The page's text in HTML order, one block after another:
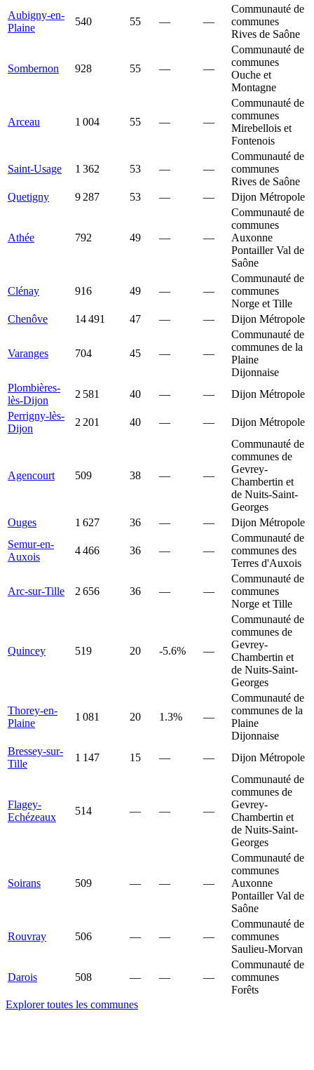
Aubigny-en-
Plaine
540 55 — —
Communauté de
communes
Rives de Saône
Sombernon 928 55 — —
Communauté de
communes
Ouche et
Montagne
Arceau 1 004 55 — —
Communauté de
communes
Mirebellois et
Fontenois
Saint-Usage 1 362 53 — —
Communauté de
communes
Rives de Saône
Quetigny
9 287 53 — — Dijon Métropole
Athée 792 49 — —
Communauté de
communes
Auxonne
Pontailler Val de
Saône
Clénay 916 49 — —
Communauté de
communes
Norge et Tille
Chenôve
14 491 47 — — Dijon Métropole
Varanges 704 45 — —
Communauté de
communes de la
Plaine
Dijonnaise
Plombières-
lès-Dijon
2 581 40 — —
Dijon Métropole
Perrigny-lès-
Dijon
2 201 40 — — Dijon Métropole
Agencourt 509 38 — —
Communauté de
communes de
Gevrey-
Chambertin et
de Nuits-Saint-
Georges
Ouges
1 627 36 — —
Dijon Métropole
Semur-en-
Auxois
4 466 36 — —
Communauté de
communes des
Terres d'Auxois
Arc-sur-Tille 2 656 36 — —
Communauté de
communes
Norge et Tille
Quincey 519 20 -5.6% —
Communauté de
communes de
Gevrey-
Chambertin et
de Nuits-Saint-
Georges
Thorey-en-
Plaine
1 081 20 1.3% —
Communauté de
communes de la
Plaine
Dijonnaise
Bressey-sur-
Tille
1 147 15 — — Dijon Métropole
Flagey-
Echézeaux
514 — — —
Communauté de
communes de
Gevrey-
Chambertin et
de Nuits-Saint-
Georges
Soirans 509 — — —
Communauté de
communes
Auxonne
Pontailler Val de
Saône
Rouvray 506 — — —
Communauté de
communes
Saulieu-Morvan
Darois 508 — — —
Communauté de
communes
Forêts
Explorer toutes les communes